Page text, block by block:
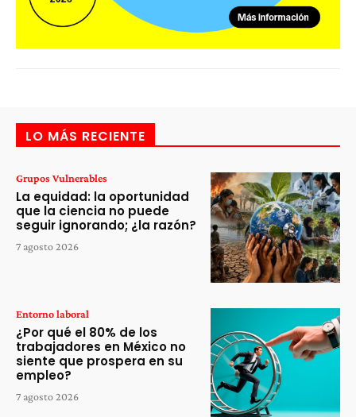
LO MÁS RECIENTE
Grupos Vulnerables
La equidad: la oportunidad
que la ciencia no puede
seguir ignorando; ¿la razón?
7 agosto 2026
Entorno laboral
¿Por qué el 80% de los
trabajadores en México no
siente que prospera en su
empleo?
7 agosto 2026